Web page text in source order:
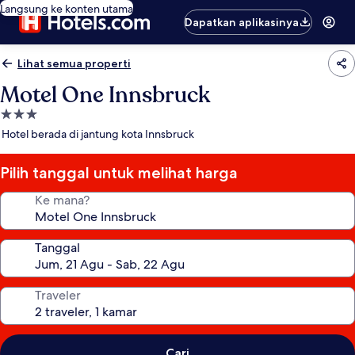
Langsung ke konten utama
Dapatkan aplikasinya
Lihat semua properti
Motel One Innsbruck
Properti
bintang
Hotel berada di jantung kota Innsbruck
Pilih tanggal untuk melihat harga
Ke mana?
Tanggal
Traveler